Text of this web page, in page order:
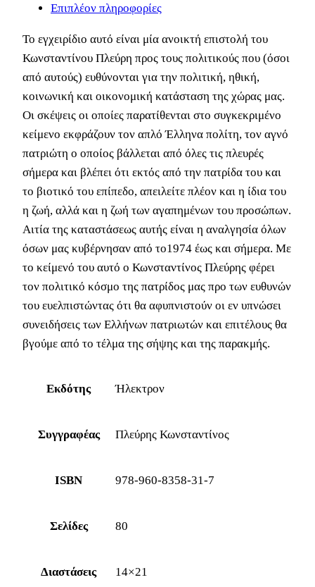
Επιπλέον πληροφορίες
Το εγχειρίδιο αυτό είναι μία ανοικτή επιστολή του
Κωνσταντίνου Πλεύρη προς τους πολιτικούς που (όσοι
από αυτούς) ευθύνονται για την πολιτική, ηθική,
κοινωνική και οικονομική κατάσταση της χώρας μας.
Οι σκέψεις οι οποίες παρατίθενται στο συγκεκριμένο
κείμενο εκφράζουν τον απλό Έλληνα πολίτη, τον αγνό
πατριώτη ο οποίος βάλλεται από όλες τις πλευρές
σήμερα και βλέπει ότι εκτός από την πατρίδα του και
το βιοτικό του επίπεδο, απειλείτε πλέον και η ίδια του
η ζωή, αλλά και η ζωή των αγαπημένων του προσώπων.
Αιτία της καταστάσεως αυτής είναι η αναλγησία όλων
όσων μας κυβέρνησαν από το1974 έως και σήμερα. Με
το κείμενό του αυτό ο Κωνσταντίνος Πλεύρης φέρει
τον πολιτικό κόσμο της πατρίδος μας προ των ευθυνών
του ευελπιστώντας ότι θα αφυπνιστούν οι εν υπνώσει
συνειδήσεις των Ελλήνων πατριωτών και επιτέλους θα
βγούμε από το τέλμα της σήψης και της παρακμής.
Εκδότης Ήλεκτρον
Συγγραφέας Πλεύρης Κωνσταντίνος
ISBN 978-960-8358-31-7
Σελίδες 80
Διαστάσεις 14×21